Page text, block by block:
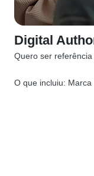
Digital
Quero ser
O que incluiu: Marca